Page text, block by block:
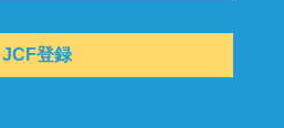
JCF登録